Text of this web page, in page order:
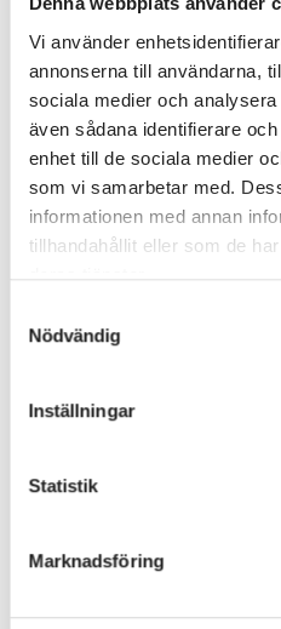
Vi använder
annonserna till användarna,
sociala medier och
även sådana identifierare
enhet till de sociala medier
som vi samarbetar med.
informationen med annan
tillhandahållit eller som de
Nödvändig
Inställningar
Statistik
Marknadsföring
betong.